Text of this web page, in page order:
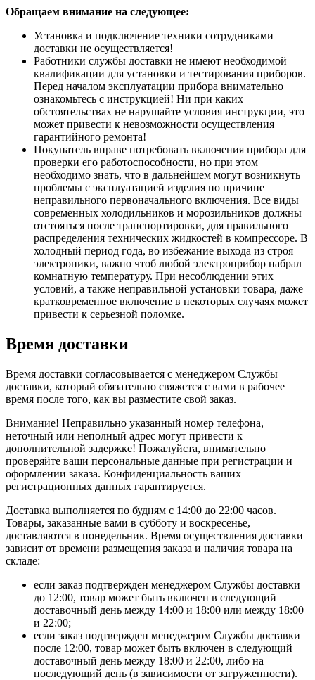
Обращаем внимание на следующее:
Установка и подключение техники сотрудниками
доставки не осуществляется!
Работники службы доставки не имеют необходимой
квалификации для установки и тестирования приборов.
Перед началом эксплуатации прибора внимательно
ознакомьтесь с инструкцией! Ни при каких
обстоятельствах не нарушайте условия инструкции, это
может привести к невозможности осуществления
гарантийного ремонта!
Покупатель вправе потребовать включения прибора для
проверки его работоспособности, но при этом
необходимо знать, что в дальнейшем могут возникнуть
проблемы с эксплуатацией изделия по причине
неправильного первоначального включения. Все виды
современных холодильников и морозильников должны
отстояться после транспортировки, для правильного
распределения технических жидкостей в компрессоре. В
холодный период года, во избежание выхода из строя
электроники, важно чтоб любой электроприбор набрал
комнатную температуру. При несоблюдении этих
условий, а также неправильной установки товара, даже
кратковременное включение в некоторых случаях может
привести к серьезной поломке.
Время доставки
Время доставки согласовывается с менеджером Службы
доставки, который обязательно свяжется с вами в рабочее
время после того, как вы разместите свой заказ.
Внимание! Неправильно указанный номер телефона,
неточный или неполный адрес могут привести к
дополнительной задержке! Пожалуйста, внимательно
проверяйте ваши персональные данные при регистрации и
оформлении заказа. Конфиденциальность ваших
регистрационных данных гарантируется.
Доставка выполняется по будням с 14:00 до 22:00 часов.
Товары, заказанные вами в субботу и воскресенье,
доставляются в понедельник. Время осуществления доставки
зависит от времени размещения заказа и наличия товара на
складе:
если заказ подтвержден менеджером Службы доставки
до 12:00, товар может быть включен в следующий
доставочный день между 14:00 и 18:00 или между 18:00
и 22:00;
если заказ подтвержден менеджером Службы доставки
после 12:00, товар может быть включен в следующий
доставочный день между 18:00 и 22:00, либо на
последующий день (в зависимости от загруженности).